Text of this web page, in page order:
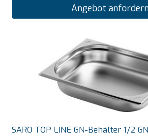
Angebot
SARO TOP LINE GN-Behälter 1/2